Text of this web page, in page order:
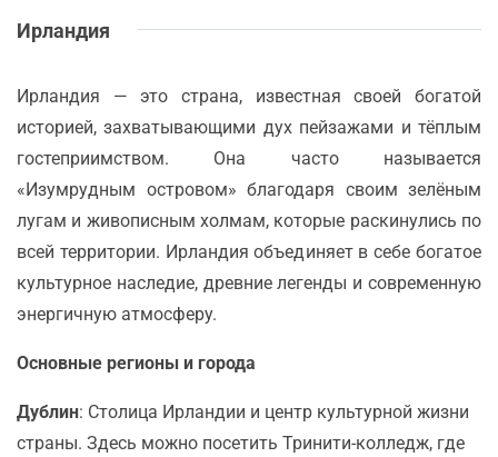
Ирландия
Ирландия — это страна, известная своей богатой
историей, захватывающими дух пейзажами и тёплым
гостеприимством. Она часто называется
«Изумрудным островом» благодаря своим зелёным
лугам и живописным холмам, которые раскинулись по
всей территории. Ирландия объединяет в себе богатое
культурное наследие, древние легенды и современную
энергичную атмосферу.
Основные регионы и города
Дублин: Столица Ирландии и центр культурной жизни
страны. Здесь можно посетить Тринити-колледж, где